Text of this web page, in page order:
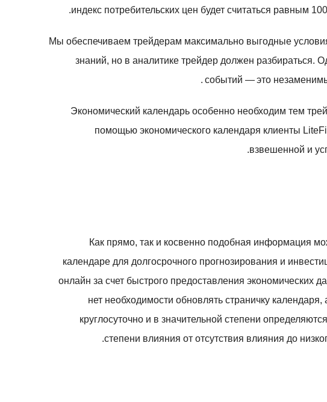
индекс потребительских цен будет считаться равным
Мы обеспечиваем трейдерам максимально выгодные
знаний, но в аналитике трейдер должен разбираться.
событий — это
Экономический календарь особенно необходим тем
помощью экономического календаря клиенты
взвешенной и
Как прямо, так и косвенно подобная информация
календаре для долгосрочного прогнозирования и
онлайн за счет быстрого предоставления экономических
нет необходимости обновлять страничку
круглосуточно и в значительной степени
степени влияния от отсутствия влияния до